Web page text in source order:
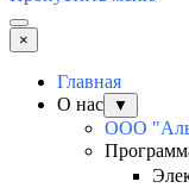
×
Главная
О нас
▼
ООО